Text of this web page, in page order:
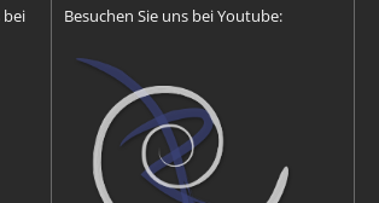
bei
Besuchen Sie uns bei Youtube: